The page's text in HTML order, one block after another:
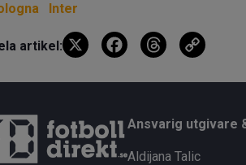
Inter
artikel: X
F
b
o
T
a
d
Li
Ansvarig utgivare
Aldijana Talic